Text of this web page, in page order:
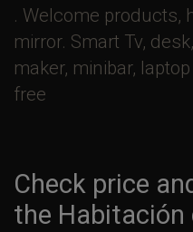
. Welcome products,
mirror. Smart Tv,
maker, minibar,
free
Check price
the Habitación